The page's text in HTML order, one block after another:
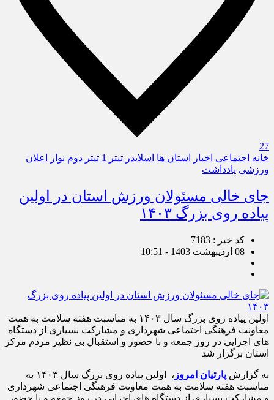
27
خانه اجتماعی اخبار استان ها اسلایدر تیتر 1 تیتر دوم نوار اعلان
ورزشی یادداشت
جای خالی مسئولان ورزش استان در اولین
پیاده روی بزرگ ۱۴۰۳
کد خبر : 7183
08 اردیبهشت 1403 - 10:51
اولین پیاده روی بزرگ سال ۱۴۰۳ به مناسبت هفته سلامت به همت
معاونت فرهنگی اجتماعی شهرداری و مشارکت بسیاری از دستگاه
های اجرایی در روز جمعه و با حضور و استقبال بی نظیر مردم مرکز
استان برگزار شد
به گزارش پارتیان امروز
، اولین پیاده روی بزرگ سال ۱۴۰۳ به
مناسبت هفته سلامت به همت معاونت فرهنگی اجتماعی شهرداری
و مشارکت بسیاری از دستگاه های اجرایی در روز جمعه و با حضور